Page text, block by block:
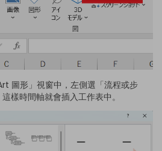
圖形」視窗中，左側選「流程或步
樣時間軸就會插入工作表中。